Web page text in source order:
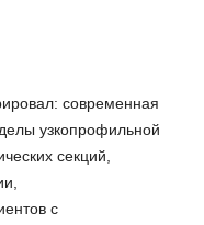
современная
узкопрофильной
секций,
с